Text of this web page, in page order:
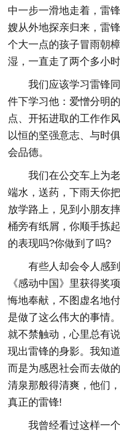
中一步一滑地走着，雷
嫂从外地探亲归来，雷
个大一点的孩子冒雨朝
湿，一直走了两个多小
我们应该学习雷锋同
件下学习他：爱憎分明
点、开拓进取的工作作
以恒的坚强意志、与时
会品德。
我们在公交车上为老
端水，送药，下雨天你
放学路上，见到小朋友
桶旁有纸屑，你顺手拣
的表现吗?你做到了吗?
有些人却会令人感到
《感动中国》里获得奖
悔地奉献，不图虚名地
是做了这么伟大的事情
就不禁触动，心里总有
现出雷锋的身影。我知
而是为感恩社会而去做
清泉那般得清爽，他们
真正的雷锋!
我曾经看过这样一个